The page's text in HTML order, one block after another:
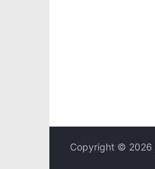
Copyright © 2026